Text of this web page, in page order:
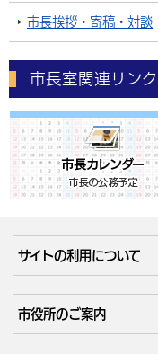
市長挨拶・寄稿・対談
市長室関連リンク
サイトの利用について
市役所のご案内